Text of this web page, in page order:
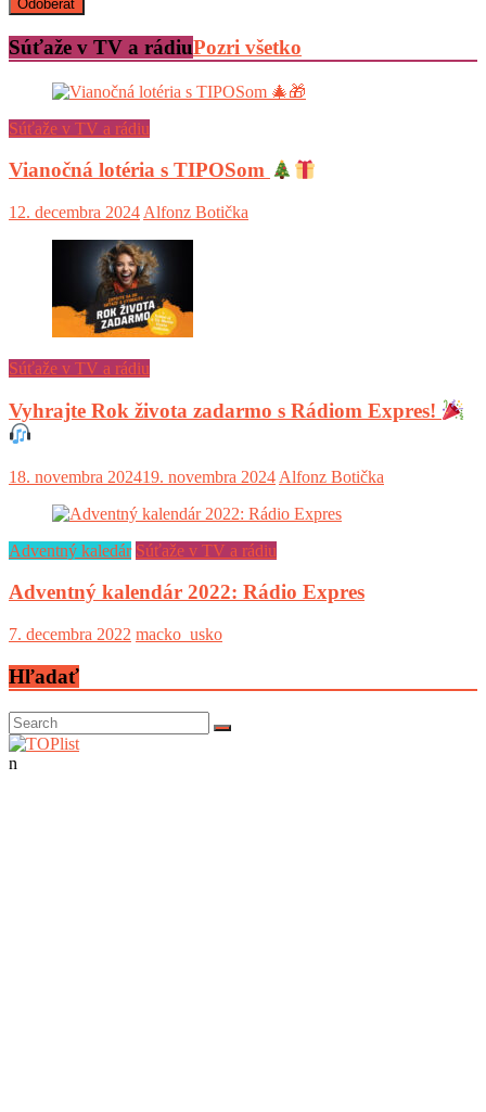
Súťaže v TV a rádiuPozri všetko
Súťaže v TV a rádiu
Vianočná lotéria s TIPOSom
12. decembra 2024 Alfonz Botička
Súťaže v TV a rádiu
Vyhrajte Rok života zadarmo s Rádiom Expres!
18. novembra 202419. novembra 2024 Alfonz Botička
Adventný kaledár Súťaže v TV a rádiu
Adventný kalendár 2022: Rádio Expres
7. decembra 2022 macko_usko
Hľadať
n